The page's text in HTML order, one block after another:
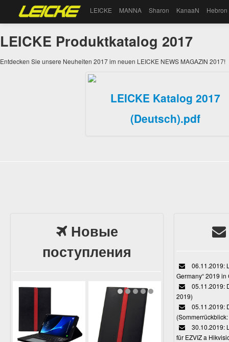
LEICKE MANNA Sharon KanaaN Hebron
LEICKE Produktkatalog 2017
Entdecken Sie unsere Neuheiten 2017 im neuen LEICKE NEWS MAGAZIN 2017!
LEICKE Katalog 2017
(Deutsch).pdf
Новые
поступления
06.11.2019:
Germany“ 2019
05.11.2019:
2019)
05.11.2019:
30.10.2019:
für EZVIZ a